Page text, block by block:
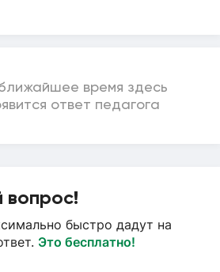
время здесь
ответ педагога
вопрос!
быстро дадут на
Это бесплатно!